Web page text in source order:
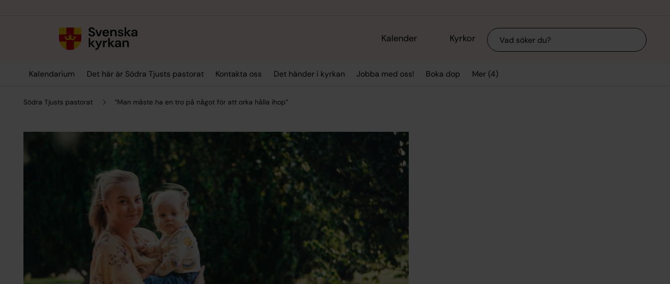
Kalender Kyrkor Sök
Kalendarium Det här är Södra Tjusts pastorat Kontakta oss Det händer i kyrkan Jobba med oss! Boka dop Mer (4)
Södra Tjusts pastorat ”Man måste ha en tro på något för att orka hålla ihop”